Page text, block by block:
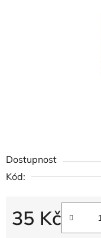
Dostupnost
Kód:
35 Kč